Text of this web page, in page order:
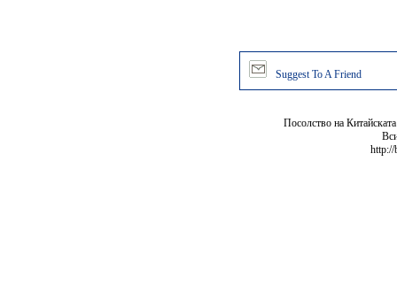
Suggest To A Friend
Посолство на
http://